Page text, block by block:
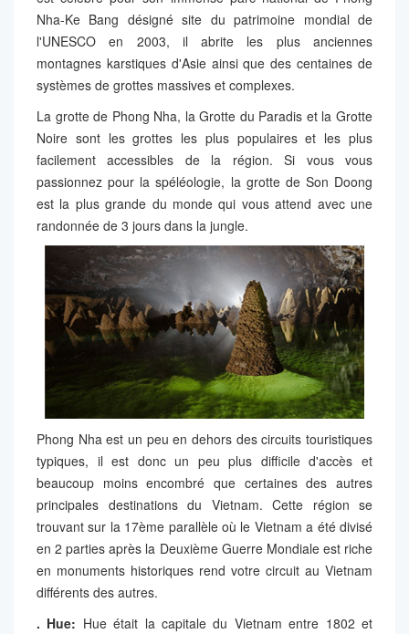
Nha-Ke Bang désigné site du patrimoine mondial de
l'UNESCO en 2003, il abrite les plus anciennes
montagnes karstiques d'Asie ainsi que des centaines de
systèmes de grottes massives et complexes.
La grotte de Phong Nha, la Grotte du Paradis et la Grotte
Noire sont les grottes les plus populaires et les plus
facilement accessibles de la région. Si vous vous
passionnez pour la spéléologie, la grotte de Son Doong
est la plus grande du monde qui vous attend avec une
randonnée de 3 jours dans la jungle.
Phong Nha est un peu en dehors des circuits touristiques
typiques, il est donc un peu plus difficile d'accès et
beaucoup moins encombré que certaines des autres
principales destinations du Vietnam. Cette région se
trouvant sur la 17ème parallèle où le Vietnam a été divisé
en 2 parties après la Deuxième Guerre Mondiale est riche
en monuments historiques rend votre circuit au Vietnam
différents des autres.
. Hue: Hue était la capitale du Vietnam entre 1802 et